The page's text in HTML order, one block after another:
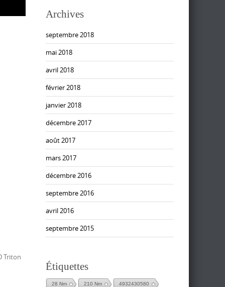
Triton
Archives
septembre 2018
mai 2018
avril 2018
février 2018
janvier 2018
décembre 2017
août 2017
mars 2017
décembre 2016
septembre 2016
avril 2016
septembre 2015
Étiquettes
28 Nm 210 Nm 4932430580